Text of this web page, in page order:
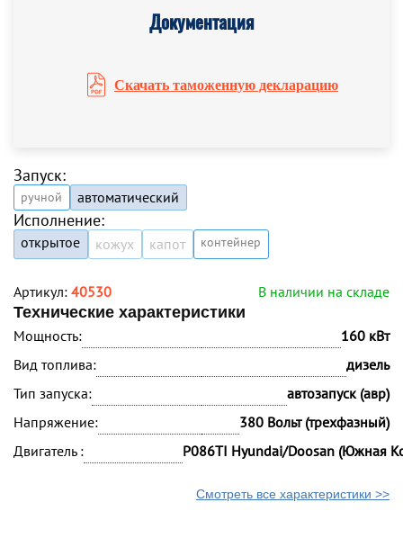
Документация
Скачать таможенную декларацию
Запуск:
ручной автоматический
Исполнение:
открытое кожух капот контейнер
Артикул: 40530
В наличии на складе
Технические характеристики
Мощность:
160 кВт
Вид топлива:
дизель
Тип запуска:
автозапуск (авр)
Напряжение:
380 Вольт (трехфазный)
Двигатель :
P086TI Hyundai/Doosan (Южная
Смотреть все характеристики >>